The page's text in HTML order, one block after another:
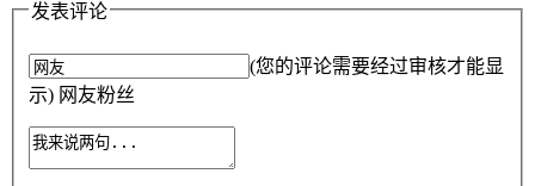
发表评论
(您的评论需要经过审核才能显
示) 网友粉丝